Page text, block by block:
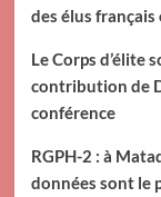
des élus
Le Corps d’élite
contribution de
conférence
RGPH-2 : à
données sont le